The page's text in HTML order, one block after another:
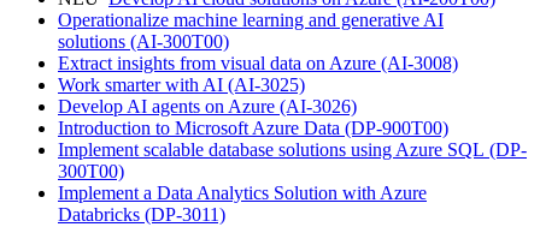
Operationalize machine learning and generative AI
solutions (AI-300T00)
Extract insights from visual data on Azure (AI-3008)
Work smarter with AI (AI-3025)
Develop AI agents on Azure (AI-3026)
Introduction to Microsoft Azure Data (DP-900T00)
Implement scalable database solutions using Azure SQL (DP-
300T00)
Implement a Data Analytics Solution with Azure
Databricks (DP-3011)